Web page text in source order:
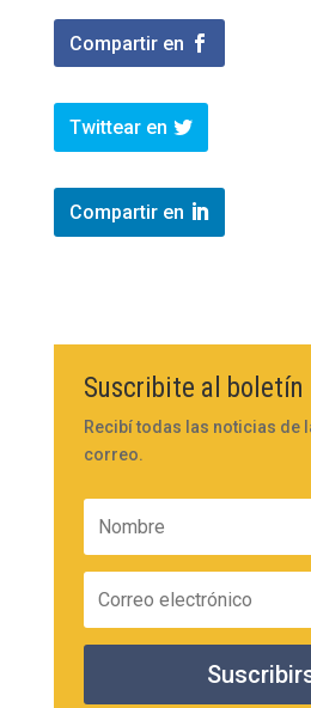
Compartir en
Twittear en
Compartir en
Suscribite al boletín
Recibí todas las noticias de
correo.